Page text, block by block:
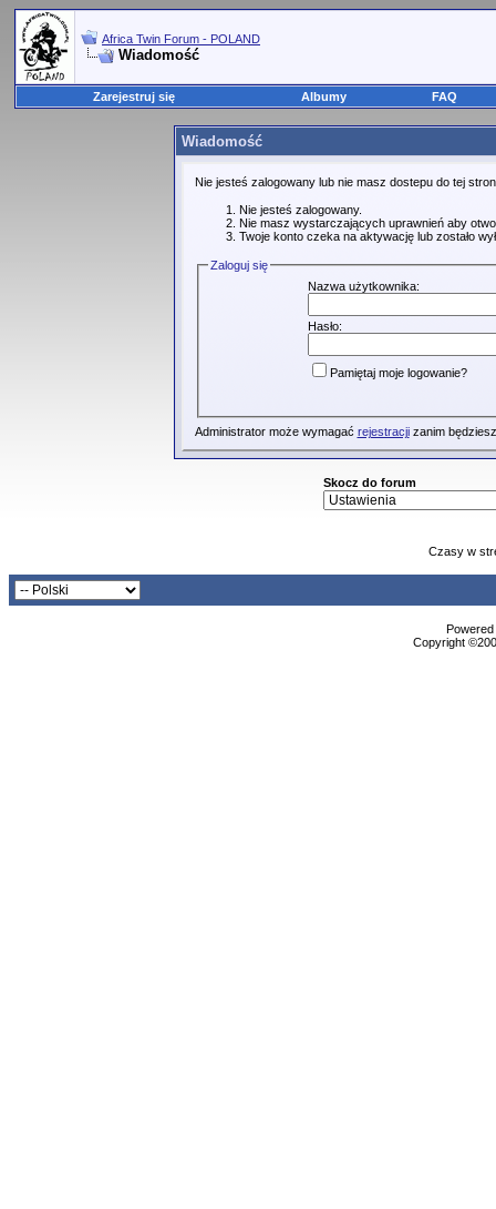
Africa Twin Forum - POLAND
Wiadomość
Zarejestruj się Albumy FAQ
Wiadomość
Nie jesteś zalogowany lub nie masz dostepu do tej
Nie jesteś zalogowany.
Nie masz wystarczających uprawnień aby
Twoje konto czeka na aktywację lub zostało
Zaloguj się
Nazwa użytkownika:
Hasło:
Pamiętaj moje logowanie?
Administrator może wymagać rejestracjizanim
Skocz do forum
Czasy w
Copyright